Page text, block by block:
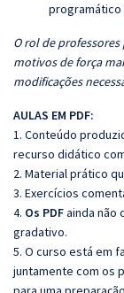
programático
O rol de
motivos de força
modificações
AULAS EM PDF:
1. Conteúdo
recurso didático
2. Material prático
3. Exercícios
4. Os PDFainda não
gradativo.
5. O curso está em
juntamente com os